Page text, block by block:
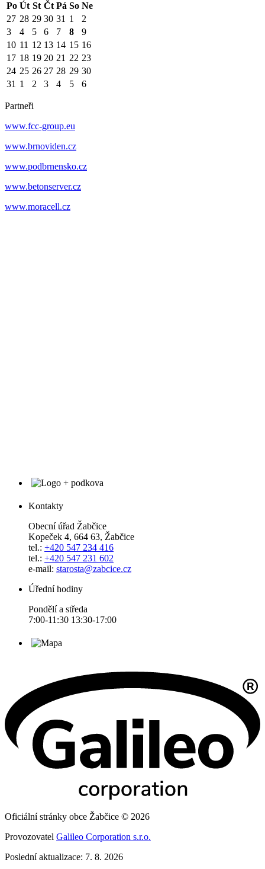
Po Út St Čt Pá So Ne
27 28 29 30 31 1
2
3
4 5 6 7 8
9
10 11 12 13 14 15 16
17 18 19 20 21 22 23
24 25 26 27 28 29 30
31 1 2 3 4 5 6
Partneři
www.fcc-group.eu
www.brnoviden.cz
www.podbrnensko.cz
www.betonserver.cz
www.moracell.cz
Kontakty
Obecní úřad Žabčice
Kopeček 4, 664 63, Žabčice
tel.: +420 547 234 416
tel.: +420 547 231 602
e-mail: starosta@zabcice.cz
Úřední hodiny
Pondělí a středa
7:00-11:30 13:30-17:00
Oficiální stránky obce Žabčice © 2026
Provozovatel Galileo Corporation s.r.o.
Poslední aktualizace: 7. 8. 2026